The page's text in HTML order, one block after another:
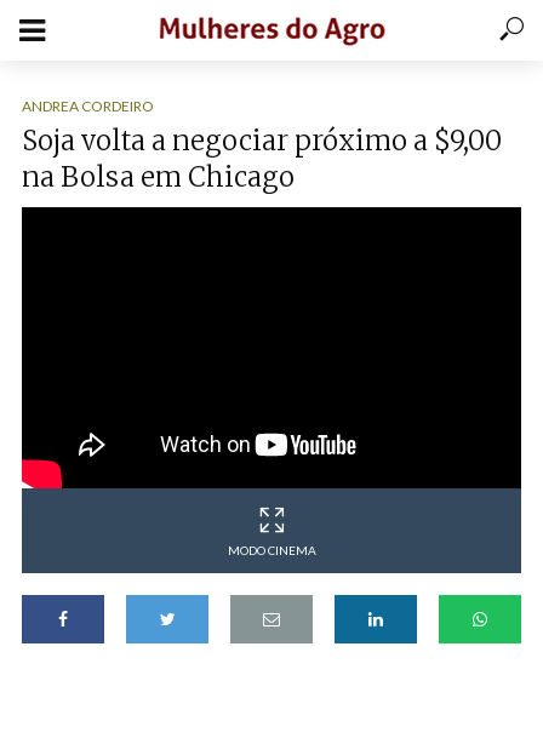
ANDREA CORDEIRO
Soja volta a negociar próximo a $9,00
na Bolsa em Chicago
MODO CINEMA